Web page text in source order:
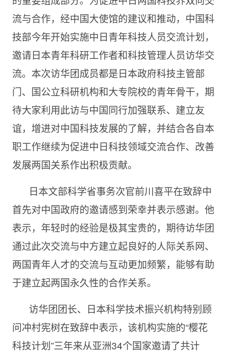
流与合作，经中国大使馆的建议和推动，中国科
技部今年开始实施中日青年科技人员交流计划，
邀请日本青年科研工作者和科技管理人员访华交
流。本次访华团成员都是日本政府科技主管部
门、国公立科研机构和大专院校的青年骨干，期
待大家利用此访与中国同行加强联系、建立友
谊，增进对中国科技发展的了解，并结合各自本
职工作继续为促进中日科技领域交流合作、改善
发展两国关系作出积极贡献。
日本文部科学省事务次官前川喜平在致辞中
首先对中国政府的邀请感到荣幸并表示感谢。他
表示，年轻时的经验是极其宝贵的，期待访华团
通过此次交流与中方建立起良好的人际关系网、
两国青年人才的交流与互动更加频繁，能够有助
于建立起两国永久性的合作关系。
访华团团长、日本科学技术振兴机构特别顾
问冲村宪树在致辞中表示，该机构实施的“樱花
科技计划”三年来从亚洲34个国家邀请了共计